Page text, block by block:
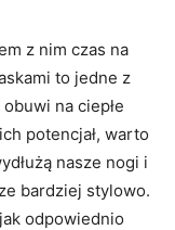
z nim czas na
to jedne z
na ciepłe
potencjał, warto
nasze nogi i
bardziej stylowo.
odpowiednio